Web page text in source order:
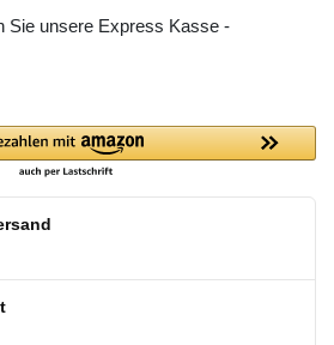
Sie unsere Express Kasse -